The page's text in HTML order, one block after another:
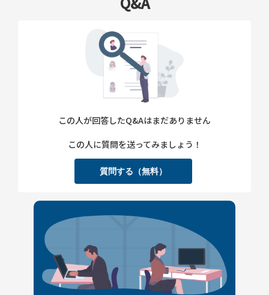
この人が回答したQ&Aはまだありません
この人に質問を送ってみましょう！
質問する（無料）